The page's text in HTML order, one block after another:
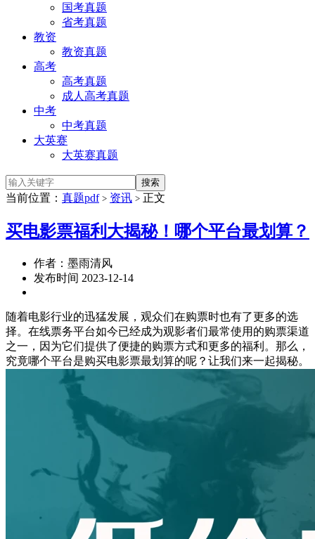
国考真题
省考真题
教资
教资真题
高考
高考真题
成人高考真题
中考
中考真题
大英赛
大英赛真题
当前位置： 真题pdf > 资讯 > 正文
买电影票福利大揭秘！哪个平台最划算？
作者：墨雨清风
发布时间 2023-12-14
随着电影行业的迅猛发展，观众们在购票时也有了更多的选
择。在线票务平台如今已经成为观影者们最常使用的购票渠道
之一，因为它们提供了便捷的购票方式和更多的福利。那么，
究竟哪个平台是购买电影票最划算的呢？让我们来一起揭秘。